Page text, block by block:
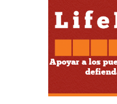
Apoyar a los